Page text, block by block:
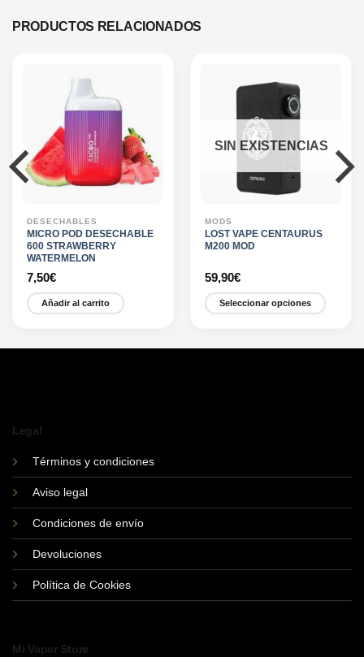
PRODUCTOS RELACIONADOS
DESECHABLES
MICRO POD DESECHABLE
600 STRAWBERRY
WATERMELON
7,50€
Añadir al carrito
SIN EXISTENCIAS
MODS
LOST VAPE CENTAURUS
M200 MOD
59,90€
Seleccionar opciones
elegir
la
Legal
Términos y condiciones
Aviso legal
Condiciones de envío
Devoluciones
Política de Cookies
Mi Vaper Store